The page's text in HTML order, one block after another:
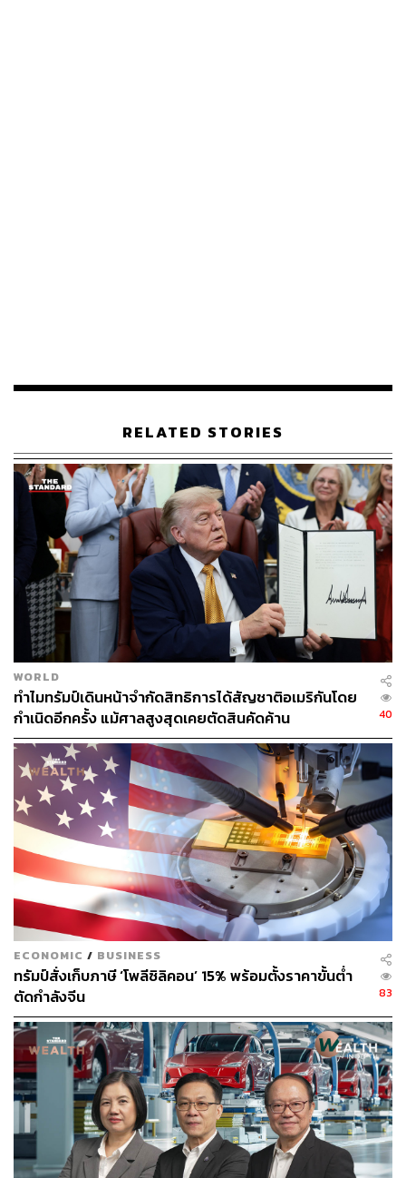
ทศวรรษที่ผ่านมา
จุดนี้ทำให้ผู้กำหนดนโยบายและนักการเมืองสหรัฐฯ หลายคน
แสดงความกังวลว่าจีนอาจยึด TSMC ในไต้หวัน เพื่อควบคุม
การผลิตเซมิคอนดักเตอร์ที่ล้ำหน้าที่สุดในโลก
อย่างไรก็ตาม ประธาน TSMC ยืนยันว่า “ไม่มีใครสามารถ
ควบคุม TSMC ได้โดยใช้กำลัง หากคุณใช้กำลังทหารหรือ
การบุกรุก คุณจะทำให้โรงงาน TSMC ไม่สามารถทำงานได้
เพราะโรงงานการผลิตมีความซับซ้อน”
เซมิคอนดักเตอร์มีความสำคัญต่อไต้หวันอย่างไร?
ตามรายงานของ TrendForce ระบุว่า ไต้หวันเป็นผู้ผลิตชิป
ตามสัญญารายใหญ่ที่สุดในโลก โดยครองสัดส่วน 64% ของ
รายได้จากการผลิตเซมิคอนดักเตอร์ทั่วโลก ขณะที่ TSMC
ซึ่งเป็นบริษัทที่มีมูลค่ามากที่สุดของไต้หวัน และเป็นหนึ่งใน
บริษัทที่ผลิตชิปล้ำสมัยที่สุดให้แก่บริษัทเทคโนโลยียักษ์ใหญ่
ของสหรัฐฯ อย่างเช่น Apple, Qualcomm และ Nvidia ขณะที่
เกาหลีใต้คือผู้ผลิตรายใหญ่อันดับ 2 รองจากไต้หวัน
หลังจากความต้องการเซมิคอนดักเตอร์พุ่งสูงขึ้นอย่างมากใน
ช่วงไม่กี่ปีที่ผ่านมา การส่งออกชิปเซมิคอนดักเตอร์จึงครอง
สัดส่วนเกือบ 40% ของการส่งออกทั้งหมดของไต้หวัน และ
ครองสัดส่วน 15% ของ GDP ไต้หวัน
ทำไมจีนถึงต้องการเซมิคอนดักเตอร์ของไต้หวัน?
ล่าสุด จะเห็นได้ว่าจีนไม่ได้แตะต้องหรือสั่งระงับการนำเข้าเซ
มิคอนดักเตอร์ของไต้หวันเลย สะท้อนว่าจีนพึ่งพาการส่งออก
ส่วนประกอบสำคัญนี้อย่างมาก
ตามรายงานของ Congressional Research Service เมื่อปี
2020 ระบุว่า 60% ของความต้องการเซมิคอนดักเตอร์ทั่วโลก
มาจากจีน โดยมากกว่า 90% ของความต้องการดังกล่าว มา
RELATED STORIES
WORLD
ทำไมทรัมป์เดินหน้าจำกัดสิทธิการได้สัญชาติอเมริกันโดย
กำเนิดอีกครั้ง แม้ศาลสูงสุดเคยตัดสินคัดค้าน
40
ECONOMIC / BUSINESS
ทรัมป์สั่งเก็บภาษี ‘โพลีซิลิคอน’ 15% พร้อมตั้งราคาขั้นต่ำ
ตัดกำลังจีน
83